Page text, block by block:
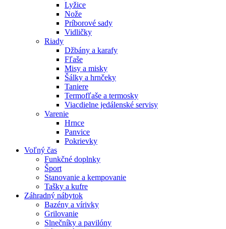
Lyžice
Nože
Príborové sady
Vidličky
Riady
Džbány a karafy
Fľaše
Misy a misky
Šálky a hrnčeky
Taniere
Termofľaše a termosky
Viacdielne jedálenské servisy
Varenie
Hrnce
Panvice
Pokrievky
Voľný čas
Funkčné doplnky
Šport
Stanovanie a kempovanie
Tašky a kufre
Záhradný nábytok
Bazény a vírivky
Grilovanie
Slnečníky a pavilóny